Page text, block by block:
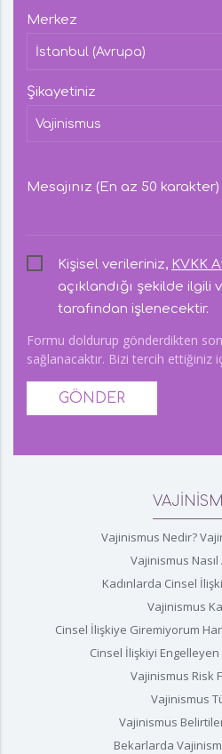
Merkez
Şikayetiniz
Mesajınız (En az 50 karakter)
Kişisel verileriniz, KVKK
açıklandığı şekilde ilgili
tarafından işlenecektir.
Formu doldurup gönderdikten
sağlanacaktır. Bizi tercih ettiğiniz
GÖNDER
Vajinismus Nedir?
Vajinismus Nasıl
Kadınlarda Cinsel
Vajinismus
Cinsel İlişkiye Giremiyorum
Cinsel İlişkiyi
Vajinismus Risk
Vajinismus
Vajinismus
Bekarlarda